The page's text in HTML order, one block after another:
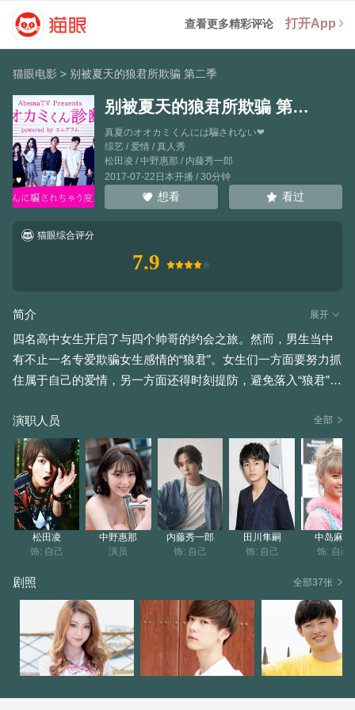
查看更多精彩评论 打开App
猫眼电影 > 别被夏天的狼君所欺骗 第二季
别被夏天的狼君所欺骗 第二季
真夏のオオカミくんには騙されない❤
综艺 / 爱情 / 真人秀
松田凌 / 中野惠那 / 内藤秀一郎
2017-07-22日本开播 / 30分钟
想看 看过
猫眼综合评分
7.9
简介 展开
四名高中女生开启了与四个帅哥的约会之旅。然而，男生当中
有不止一名专爱欺骗女生感情的“狼君”。女生们一方面要努力抓
住属于自己的爱情，另一方面还得时刻提防，避免落入“狼君”设
演职人员
全部
松田凌
饰: 自己
中野惠那
演员
内藤秀一郎
饰: 自己
田川隼嗣
饰: 自己
中岛麻未
饰: 自己
剧照 全部37张